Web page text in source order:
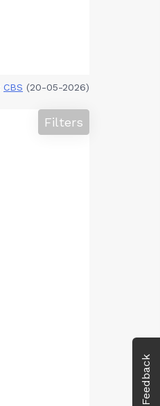
Feedback
CBS (20-05-2026)
Filters